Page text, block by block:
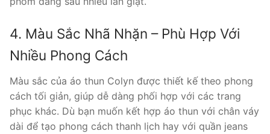
4. Màu Sắc Nhã Nhặn – Phù Hợp Với
Nhiều Phong Cách
Màu sắc của áo thun Colyn được thiết kế theo phong
cách tối giản, giúp dễ dàng phối hợp với các trang
phục khác. Dù bạn muốn kết hợp áo thun với chân váy
dài để tạo phong cách thanh lịch hay với quần jeans